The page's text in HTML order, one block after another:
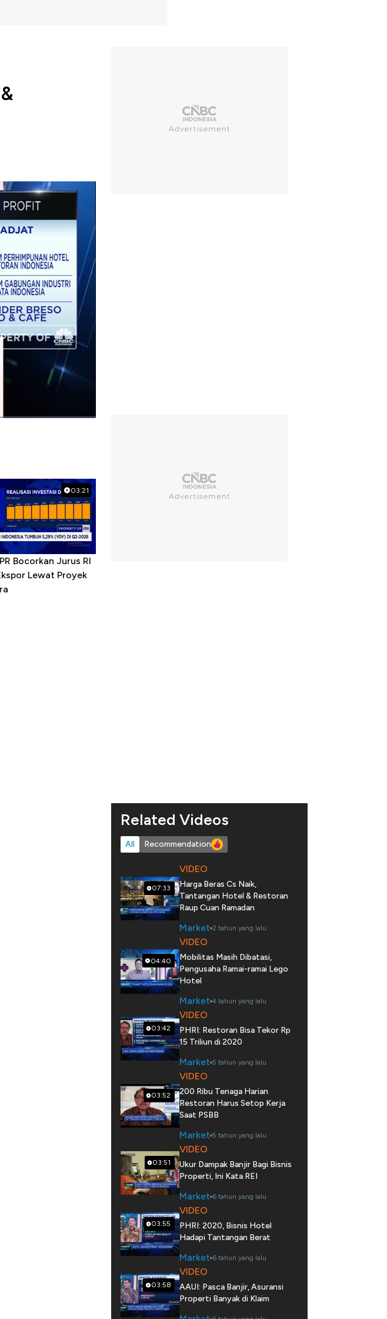
menyebabkan
dan hotel.
hanya terjadi di
ini juga mampu
Hotel dan
01/2020)
03:21
Bocorkan Jurus RI
Lewat Proyek
Related Videos
All Recommendation
07:33
VIDEO
Harga Beras Cs Naik,
Tantangan Hotel & Restoran
Raup Cuan Ramadan
Market 2 tahun yang lalu
04:40
VIDEO
Mobilitas Masih Dibatasi,
Pengusaha Ramai-ramai Lego
Hotel
Market 4 tahun yang lalu
03:42
VIDEO
PHRI: Restoran Bisa Tekor Rp
15 Triliun di 2020
Market 5 tahun yang lalu
03:52
VIDEO
200 Ribu Tenaga Harian
Restoran Harus Setop Kerja
Saat PSBB
Market 5 tahun yang lalu
03:51
VIDEO
Ukur Dampak Banjir Bagi Bisnis
Properti, Ini Kata REI
Market 6 tahun yang lalu
03:55
VIDEO
PHRI: 2020, Bisnis Hotel
Hadapi Tantangan Berat
Market 6 tahun yang lalu
03:58
VIDEO
AAUI: Pasca Banjir, Asuransi
Properti Banyak di Klaim